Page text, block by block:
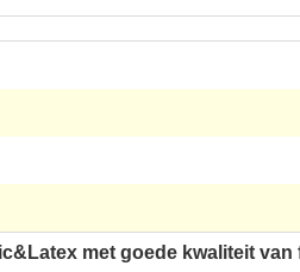
met goede kwaliteit van